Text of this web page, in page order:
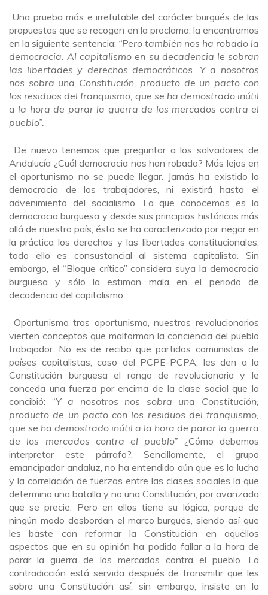
Una prueba más e irrefutable del carácter burgués de las
propuestas que se recogen en la proclama, la encontramos
en la siguiente sentencia: “Pero también nos ha robado la
democracia. Al capitalismo en su decadencia le sobran
las libertades y derechos democráticos. Y a nosotros
nos sobra una Constitución, producto de un pacto con
los residuos del franquismo, que se ha demostrado inútil
a la hora de parar la guerra de los mercados contra el
pueblo”.
De nuevo tenemos que preguntar a los salvadores de
Andalucía ¿Cuál democracia nos han robado? Más lejos en
el oportunismo no se puede llegar. Jamás ha existido la
democracia de los trabajadores, ni existirá hasta el
advenimiento del socialismo. La que conocemos es la
democracia burguesa y desde sus principios históricos más
allá de nuestro país, ésta se ha caracterizado por negar en
la práctica los derechos y las libertades constitucionales,
todo ello es consustancial al sistema capitalista. Sin
embargo, el “Bloque crítico” considera suya la democracia
burguesa y sólo la estiman mala en el periodo de
decadencia del capitalismo.
Oportunismo tras oportunismo, nuestros revolucionarios
vierten conceptos que malforman la conciencia del pueblo
trabajador. No es de recibo que partidos comunistas de
países capitalistas, caso del PCPE-PCPA, les den a la
Constitución burguesa el rango de revolucionaria y le
conceda una fuerza por encima de la clase social que la
concibió: “Y a nosotros nos sobra una Constitución,
producto de un pacto con los residuos del franquismo,
que se ha demostrado inútil a la hora de parar la guerra
de los mercados contra el pueblo” ¿Cómo debemos
interpretar este párrafo?, Sencillamente, el grupo
emancipador andaluz, no ha entendido aún que es la lucha
y la correlación de fuerzas entre las clases sociales la que
determina una batalla y no una Constitución, por avanzada
que se precie. Pero en ellos tiene su lógica, porque de
ningún modo desbordan el marco burgués, siendo así que
les baste con reformar la Constitución en aquéllos
aspectos que en su opinión ha podido fallar a la hora de
parar la guerra de los mercados contra el pueblo. La
contradicción está servida después de transmitir que les
sobra una Constitución así; sin embargo, insiste en la